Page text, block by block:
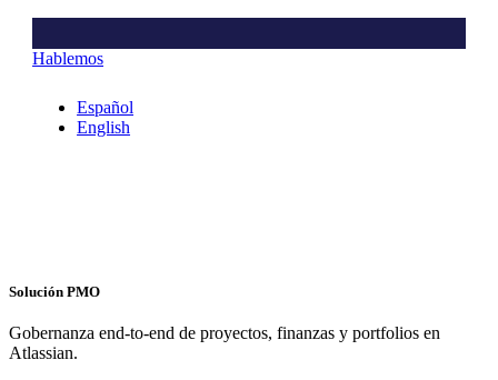
Hablemos
Español
English
Solución PMO
Gobernanza end-to-end de proyectos, finanzas y portfolios en
Atlassian.